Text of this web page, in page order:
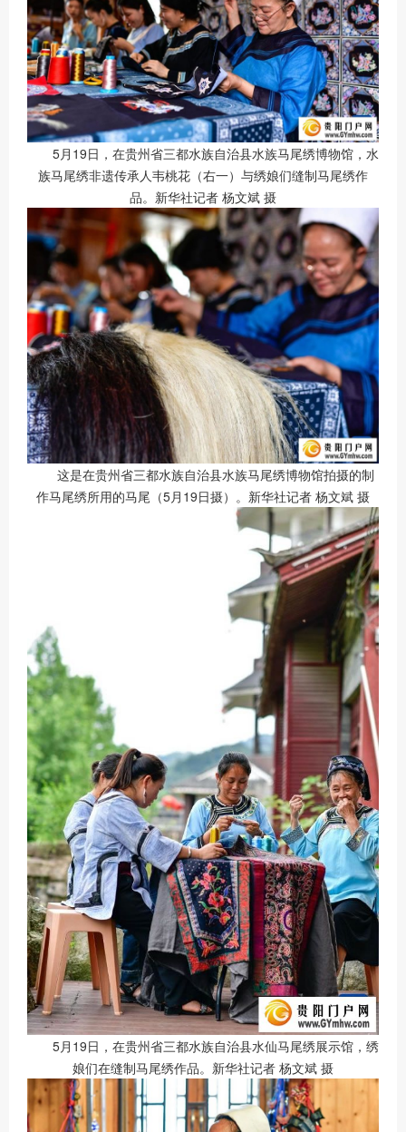
5月19日，在贵州省三都水族自治县水族马尾绣博物馆，水
族马尾绣非遗传承人韦桃花（右一）与绣娘们缝制马尾绣作
品。新华社记者 杨文斌 摄
这是在贵州省三都水族自治县水族马尾绣博物馆拍摄的制
作马尾绣所用的马尾（5月19日摄）。新华社记者 杨文斌 摄
5月19日，在贵州省三都水族自治县水仙马尾绣展示馆，绣
娘们在缝制马尾绣作品。新华社记者 杨文斌 摄